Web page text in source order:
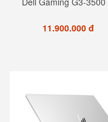
11.900.000 đ